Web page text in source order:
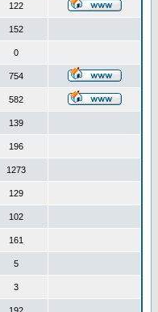
122
152
0
754
582
139
196
1273
129
102
161
5
3